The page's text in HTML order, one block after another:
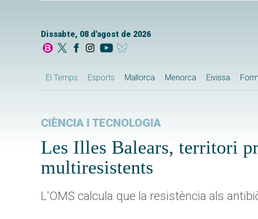
Dissabte, 08 d'agost de 2026
El Temps Esports Mallorca Menorca Eivissa
CIÈNCIA I TECNOLOGIA
Les Illes Balears, territori
multiresistents
L'OMS calcula que la resistència als